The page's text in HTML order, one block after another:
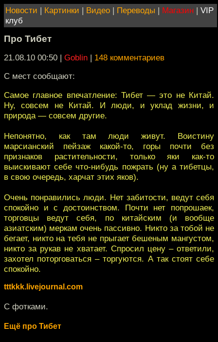
Новости | Картинки | Видео | Переводы | Магазин | VIP
клуб
Про Тибет
21.08.10 00:50 | Goblin | 148 комментариев
С мест сообщают:
Самое главное впечатление: Тибет — это не Китай.
Ну, совсем не Китай. И люди, и уклад жизни, и
природа — совсем другие.
Непонятно, как там люди живут. Воистину
марсианский пейзаж какой-то, горы почти без
признаков растительности, только яки как-то
выискивают себе что-нибудь пожрать (ну а тибетцы,
в свою очередь, харчат этих яков).
Очень понравились люди. Нет забитости, ведут себя
спокойно и с достоинством. Почти нет попрошаек,
торговцы ведут себя, по китайским (и вообще
азиатским) меркам очень пассивно. Никто за тобой не
бегает, никто на тебя не прыгает бешеным мангустом,
никто за рукав не хватает. Спросил цену – ответили,
захотел поторговаться – торгуются. А так стоят себе
спокойно.
tttkkk.livejournal.com
С фотками.
Ещё про Тибет